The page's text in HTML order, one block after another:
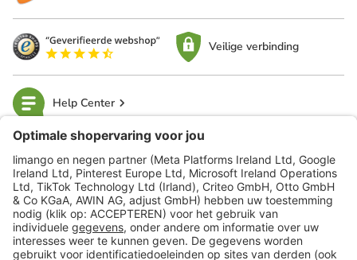
Veilige verbinding
Help Center
limango
Veilig winkelen
Klantenservice